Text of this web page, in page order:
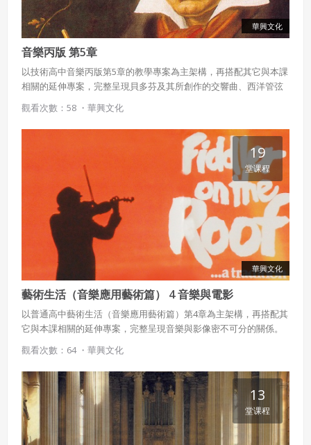
華興文化
音樂丙版 第5章
以技術高中音樂丙版第5章的教學專案為主架構，再搭配其它與本課
相關的延伸專案，完整呈現貝多芬及其所創作的交響曲、西洋管弦
樂團編制、音階與調號等豐富內容。
觀看次數：58 ・ 華興文化
華興文化
19
堂课程
藝術生活（音樂應用藝術篇） 4 音樂與電影
以普通高中藝術生活（音樂應用藝術篇）第4章為主架構，再搭配其
它與本課相關的延伸專案，完整呈現音樂與影像密不可分的關係。
觀看次數：64 ・ 華興文化
13
堂课程